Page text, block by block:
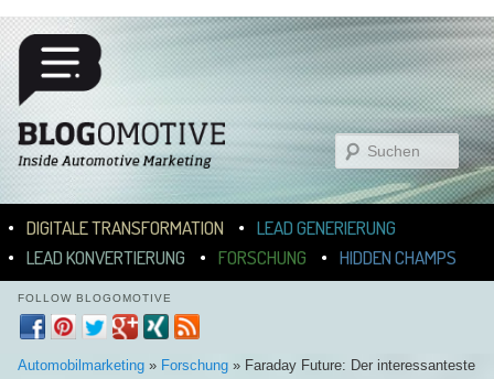
Suchen
ZUM INHALT WECHSELN
ZUM SEKUNDÄREN INHALT WECHSELN
DIGITALE TRANSFORMATION
LEAD GENERIERUNG
LEAD KONVERTIERUNG
FORSCHUNG HIDDEN CHAMPS
FOLLOW BLOGOMOTIVE
Automobilmarketing » Forschung » Faraday Future: Der interessanteste